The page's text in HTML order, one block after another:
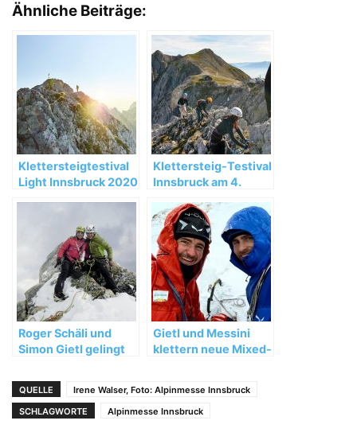
Ähnliche Beiträge:
Klettersteigtestival
Light Innsbruck 2020
Klettersteig-Testival
Innsbruck am 4.
Roger Schäli und
Simon Gietl gelingt
Arwa Spire
Gietl und Messini
klettern neue Mixed-
QUELLE
Irene Walser, Foto: Alpinmesse Innsbruck
SCHLAGWORTE
Alpinmesse Innsbruck